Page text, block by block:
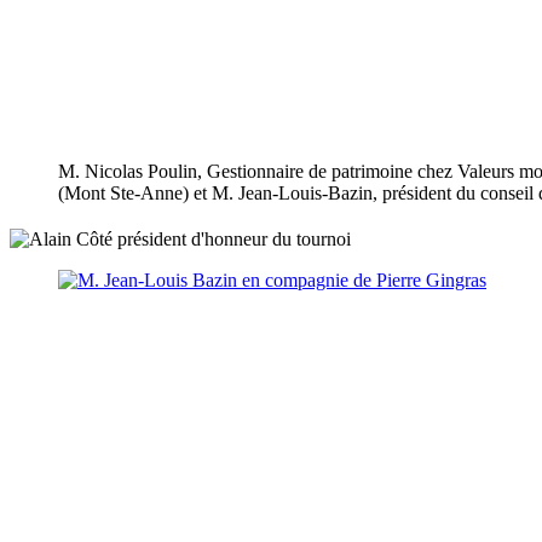
M. Nicolas Poulin, Gestionnaire de patrimoine chez Valeurs
(Mont Ste-Anne) et M. Jean-Louis-Bazin, président du